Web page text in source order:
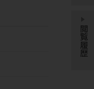
閲覧履歴